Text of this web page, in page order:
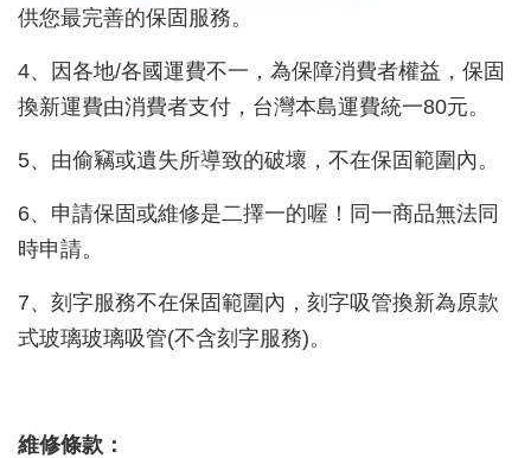
供您最完善的保固服務。
4、因各地/各國運費不一，為保障消費者權益，保固
換新運費由消費者支付，台灣本島運費統一80元。
5、由偷竊或遺失所導致的破壞，不在保固範圍內。
6、申請保固或維修是二擇一的喔！同一商品無法同
時申請。
7、刻字服務不在保固範圍內，刻字吸管換新為原款
式玻璃玻璃吸管(不含刻字服務)。
維修條款：